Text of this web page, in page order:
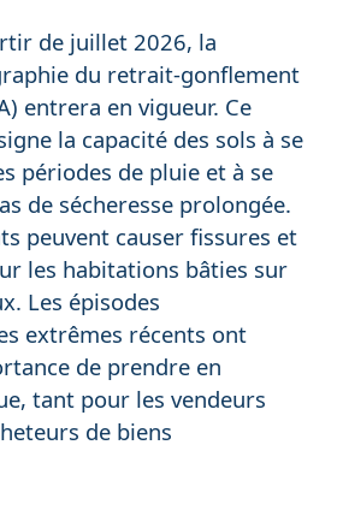
de juillet 2026, la
du retrait-gonflement
entrera en vigueur. Ce
la capacité des sols à se
périodes de pluie et à se
de sécheresse prolongée.
peuvent causer fissures et
les habitations bâties sur
Les épisodes
extrêmes récents ont
de prendre en
tant pour les vendeurs
de biens